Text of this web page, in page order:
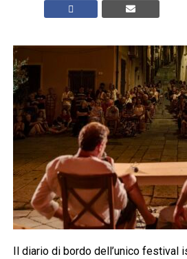
Il diario di bordo dell’unico festival